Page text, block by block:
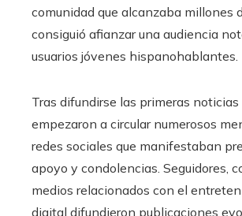
comunidad que alcanzaba millones
consiguió afianzar una audiencia
usuarios jóvenes hispanohablantes.
Tras difundirse las primeras noticias
empezaron a circular numerosos
redes sociales que manifestaban
apoyo y condolencias. Seguidores,
medios relacionados con el
digital difundieron publicaciones